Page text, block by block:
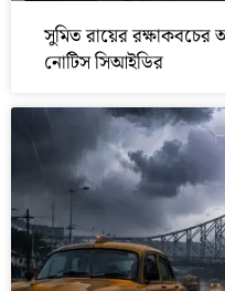
সুমিত রায়ের রক্ষাকবচের
নোটিস সিআইডির